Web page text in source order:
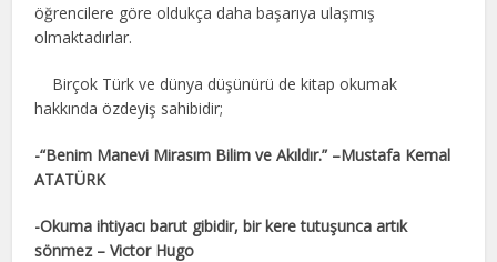
öğrencilere göre oldukça daha başarıya ulaşmış
olmaktadırlar.
Birçok Türk ve dünya düşünürü de kitap okumak
hakkında özdeyiş sahibidir;
-“Benim Manevi Mirasım Bilim ve Akıldır.” –Mustafa Kemal
ATATÜRK
-Okuma ihtiyacı barut gibidir, bir kere tutuşunca artık
sönmez – Victor Hugo